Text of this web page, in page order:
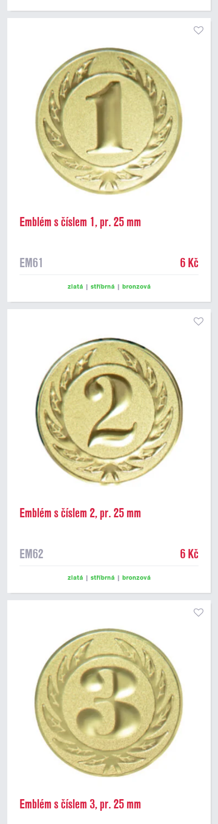
Emblém s číslem 1, pr. 25 mm
EM61 6 Kč
zlatá | stříbrná | bronzová
Emblém s číslem 2, pr. 25 mm
EM62 6 Kč
zlatá | stříbrná | bronzová
Emblém s číslem 3, pr. 25 mm